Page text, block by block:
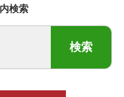
検索
検索